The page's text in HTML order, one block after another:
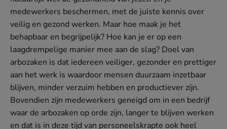
medewerkers beschermen, met de juiste kennis over
veilig en gezond werken. Maar hoe maak je het
behapbaar en begrijpelijk? Hoe kan je er op een
laagdrempelige manier mee aan de slag? Doel van
arbozaken is dat iedereen veiliger, gezonder en prettiger
aan het werk is waardoor mensen duurzaam inzetbaar
blijven, minder verzuim hebben en productiever zijn.
Bovendien zijn medewerkers geneigd om in een bedrijf
waar de arbozaken op orde zijn, langer te blijven werken
en dat is in deze tijd van personeelskrapte ook heel